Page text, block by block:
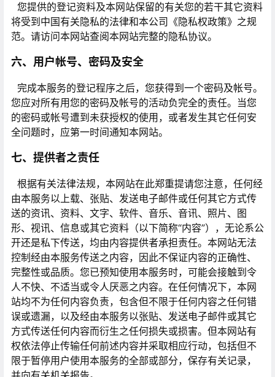
您提供的登记资料及本网站保留的有关您的若干其它资料
将受到中国有关隐私的法律和本公司《隐私权政策》之规
范。请访问本网站查阅本网站完整的隐私协议。
六、用户帐号、密码及安全
完成本服务的登记程序之后，您获得到一个密码及帐号。
您应对所有用您的密码及帐号的活动负完全的责任。当您
的密码或帐号遭到未获授权的使用，或者发生其它任何安
全问题时，应第一时间通知本网站。
七、提供者之责任
根据有关法律法规，本网站在此郑重提请您注意，任何经
由本服务以上载、张贴、发送电子邮件或任何其它方式传
送的资讯、资料、文字、软件、音乐、音讯、照片、图
形、视讯、信息或其它资料（以下简称“内容”），无论系公
开还是私下传送，均由内容提供者承担责任。本网站无法
控制经由本服务传送之内容，因此不保证内容的正确性、
完整性或品质。您已预知使用本服务时，可能会接触到令
人不快、不适当或令人厌恶之内容。在任何情况下，本网
站均不为任何内容负责，包含但不限于任何内容之任何错
误或遗漏，以及经由本服务以张贴、发送电子邮件或其它
方式传送任何内容而衍生之任何损失或损害。但本网站有
权依法停止传输任何前述内容并采取相应行动，包括但不
限于暂停用户使用本服务的全部或部分，保存有关记录，